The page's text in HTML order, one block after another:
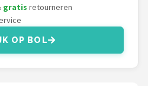
gratis retourneren
OP BOL